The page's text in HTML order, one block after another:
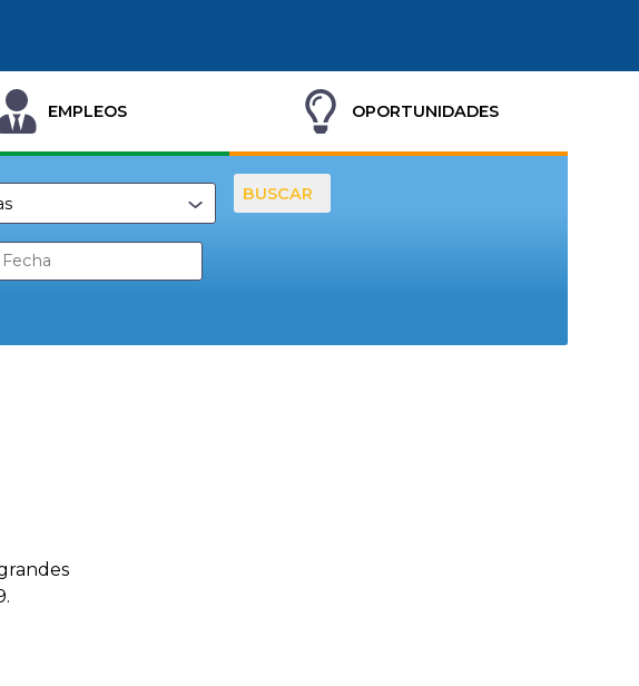
EMPLEOS OPORTUNIDADES
BUSCAR